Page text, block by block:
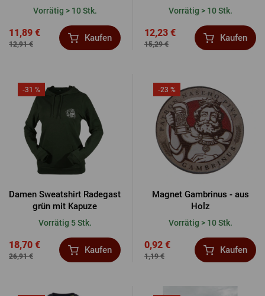
Vorrätig > 10 Stk.
12,91 €
11,89 € Kaufen
Vorrätig > 10 Stk.
15,29 €
12,23 € Kaufen
-31 %
Damen Sweatshirt Radegast
grün mit Kapuze
Vorrätig 5 Stk.
26,91 €
18,70 € Kaufen
-23 %
Magnet Gambrinus - aus
Holz
Vorrätig > 10 Stk.
1,19 €
0,92 € Kaufen